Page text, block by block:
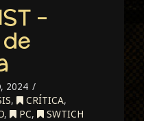
–
2024
, CRÍTICA,
, PC, SWTICH